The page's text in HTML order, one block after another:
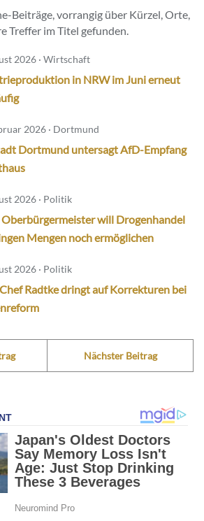
Beiträge, vorrangig über Kürzel, Orte,
Treffer im Titel gefunden.
2026 · Wirtschaft
in NRW im Juni erneut
2026 · Dortmund
Dortmund untersagt AfD-Empfang
2026 · Politik
will Drogenhandel
Mengen noch ermöglichen
2026 · Politik
Radtke dringt auf Korrekturen bei
Nächster Beitrag